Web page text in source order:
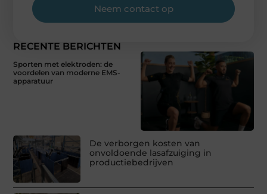
RECENTE BERICHTEN
Sporten met elektroden: de
voordelen van moderne EMS-
apparatuur
De verborgen kosten van
onvoldoende lasafzuiging in
productiebedrijven
Neem contact op